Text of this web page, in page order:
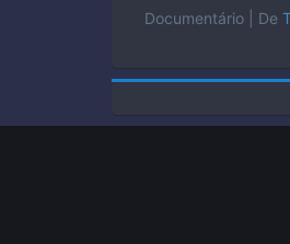
Documentário | De